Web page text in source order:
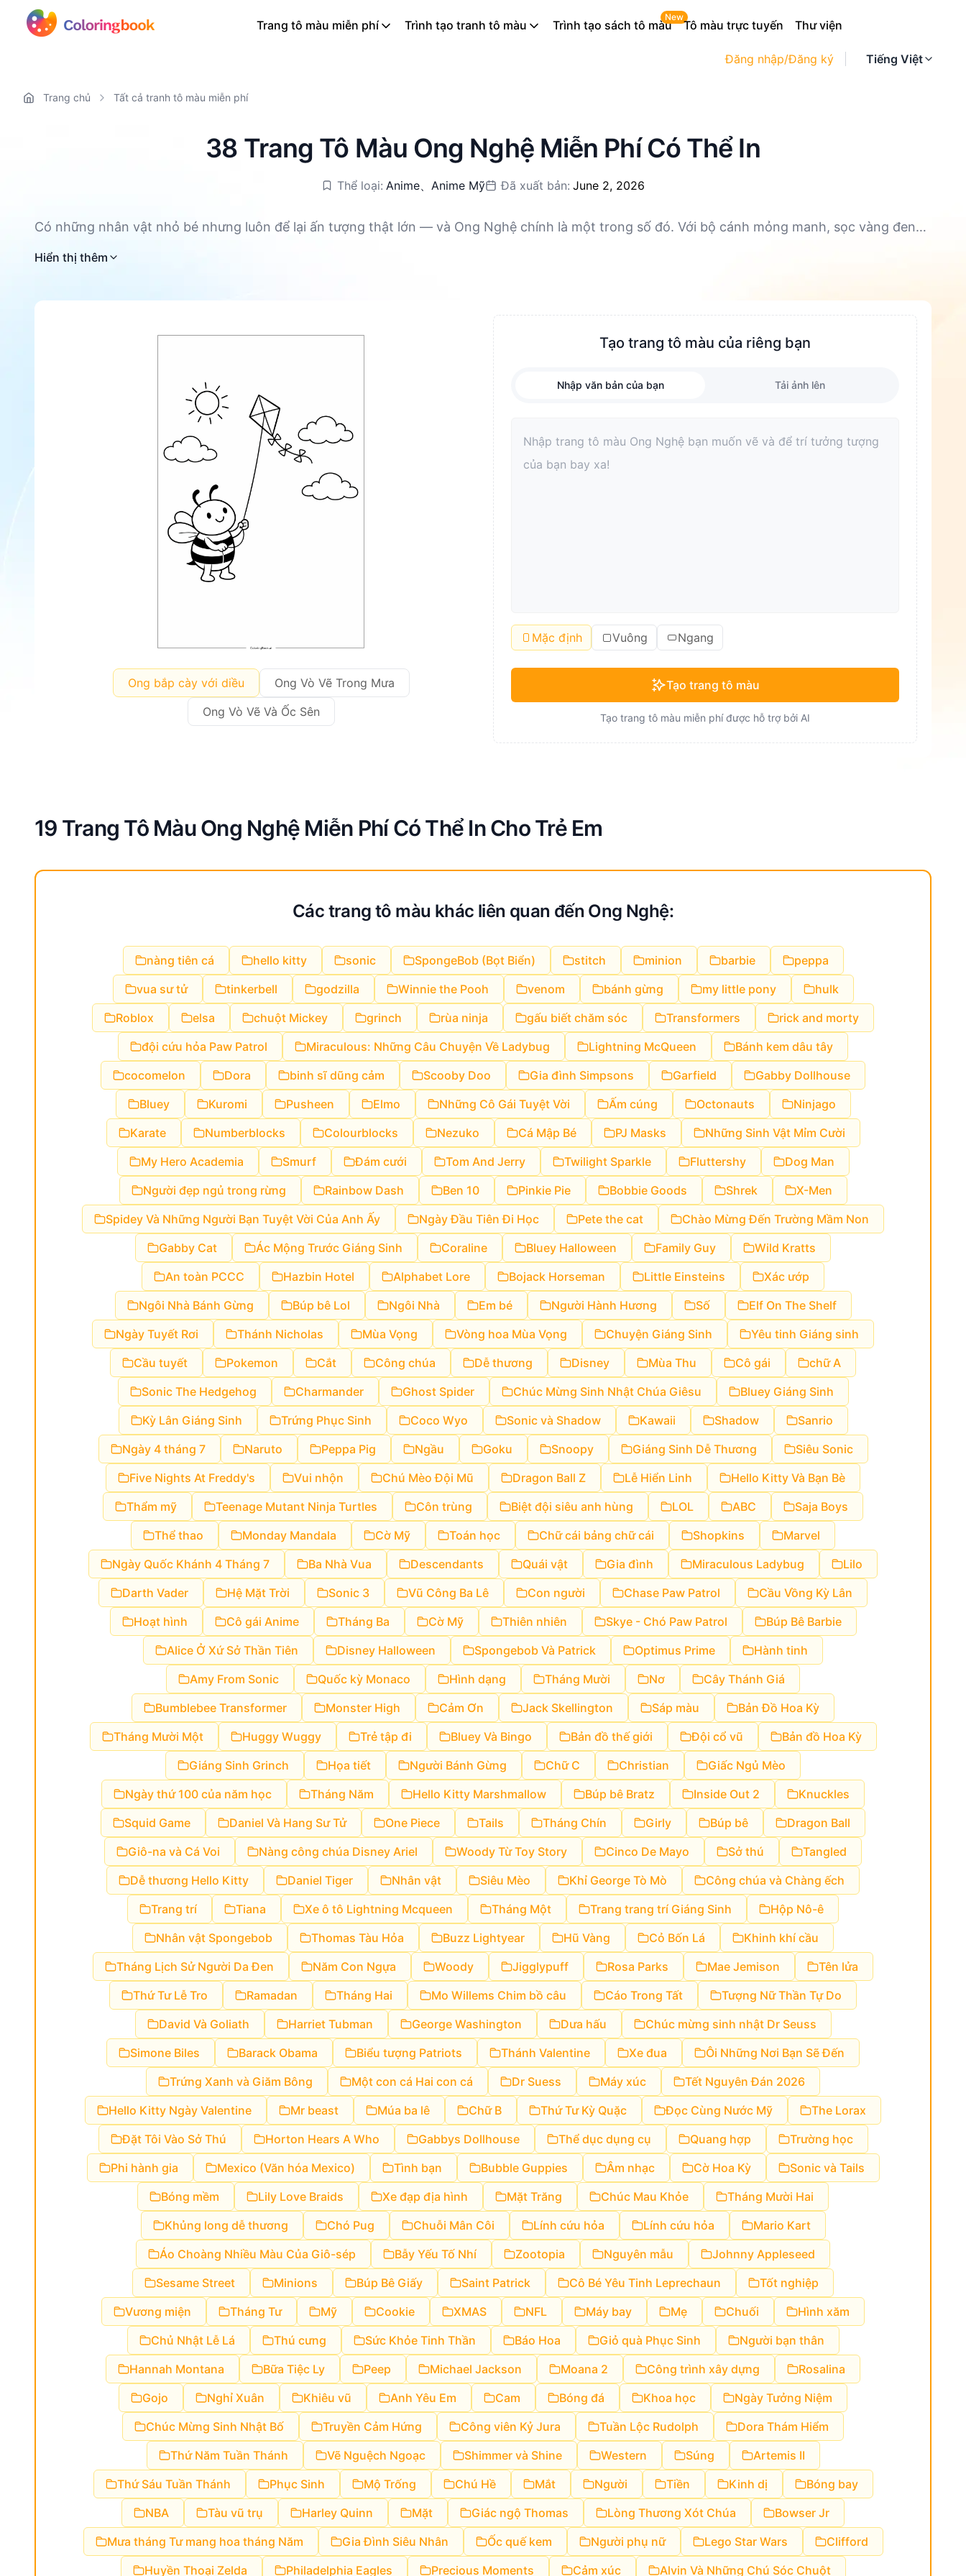
Đăng nhập/Đăng ký Tiếng Việt
Trang tô màu miễn phí Trình tạo tranh tô màu Trình tạo sách tô màu
New
Tô màu trực tuyến Thư viện
Trang chủ Tất cả tranh tô màu miễn phí
38 Trang Tô Màu Ong Nghệ Miễn Phí Có Thể In
Thể loại: Anime、 Anime Mỹ Đã xuất bản: June 2, 2026
Có những nhân vật nhỏ bé nhưng luôn để lại ấn tượng thật lớn — và Ong Nghệ chính là một trong số đó. Với bộ cánh mỏng manh, sọc vàng đen
Nghệ miễn phí có thể in của chúng tôi được thiết kế dành riêng cho trẻ em và cả gia đình cùng khám phá. Tất cả đều có sẵn dưới định dạng PNG
bộ tranh này hứa hẹn mang đến hàng giờ vui vẻ và sáng tạo cho cả nhà.
Hiển thị thêm
Ong bắp cày với diều
Ong Vò Vẽ Trong Mưa
Ong Vò Vẽ Và Ốc Sên
Tạo trang tô màu của riêng bạn
Nhập văn bản của bạn Tải ảnh lên
Mặc định Vuông Ngang
Tạo trang tô màu
Tạo trang tô màu miễn phí được hỗ trợ bởi AI
19 Trang Tô Màu Ong Nghệ Miễn Phí Có Thể In Cho Trẻ Em
Các trang tô màu khác liên quan đến Ong Nghệ:
nàng tiên cá hello kitty sonic SpongeBob (Bọt Biển) stitch minion barbie
peppa
vua sư tử
tinkerbell godzilla Winnie the Pooh venom bánh gừng my little pony
hulk
Roblox
elsa chuột Mickey grinch rùa ninja gấu biết chăm sóc Transformers
rick and morty
đội cứu hỏa Paw Patrol
Miraculous: Những Câu Chuyện Về Ladybug Lightning McQueen
Bánh kem dâu tây
cocomelon
Dora binh sĩ dũng cảm Scooby Doo Gia đình Simpsons Garfield
Gabby Dollhouse
Bluey
Kuromi Pusheen Elmo Những Cô Gái Tuyệt Vời Ấm cúng Octonauts
Ninjago
Karate
Numberblocks Colourblocks Nezuko Cá Mập Bé PJ Masks
Những Sinh Vật Mỉm Cười
My Hero Academia
Smurf Đám cưới Tom And Jerry Twilight Sparkle Fluttershy
Dog Man
Người đẹp ngủ trong rừng
Rainbow Dash Ben 10 Pinkie Pie Bobbie Goods Shrek
X-Men
Spidey Và Những Người Bạn Tuyệt Vời Của Anh Ấy
Ngày Đầu Tiên Đi Học Pete the cat
Chào Mừng Đến Trường Mầm Non
Gabby Cat
Ác Mộng Trước Giáng Sinh Coraline Bluey Halloween Family Guy
Wild Kratts
An toàn PCCC
Hazbin Hotel Alphabet Lore Bojack Horseman Little Einsteins
Xác ướp
Ngôi Nhà Bánh Gừng
Búp bê Lol Ngôi Nhà Em bé Người Hành Hương Số
Elf On The Shelf
Ngày Tuyết Rơi
Thánh Nicholas Mùa Vọng Vòng hoa Mùa Vọng Chuyện Giáng Sinh
Yêu tinh Giáng sinh
Cầu tuyết
Pokemon Cắt Công chúa Dễ thương Disney Mùa Thu Cô gái
chữ A
Sonic The Hedgehog
Charmander Ghost Spider Chúc Mừng Sinh Nhật Chúa Giêsu
Bluey Giáng Sinh
Kỳ Lân Giáng Sinh
Trứng Phục Sinh Coco Wyo Sonic và Shadow Kawaii Shadow
Sanrio
Ngày 4 tháng 7
Naruto Peppa Pig Ngầu Goku Snoopy Giáng Sinh Dễ Thương
Siêu Sonic
Five Nights At Freddy's
Vui nhộn Chú Mèo Đội Mũ Dragon Ball Z Lễ Hiển Linh
Hello Kitty Và Bạn Bè
Thẩm mỹ
Teenage Mutant Ninja Turtles Côn trùng Biệt đội siêu anh hùng LOL ABC
Saja Boys
Thể thao
Monday Mandala Cờ Mỹ Toán học Chữ cái bảng chữ cái Shopkins
Marvel
Ngày Quốc Khánh 4 Tháng 7
Ba Nhà Vua Descendants Quái vật Gia đình Miraculous Ladybug
Lilo
Darth Vader
Hệ Mặt Trời Sonic 3 Vũ Công Ba Lê Con người Chase Paw Patrol
Cầu Vồng Kỳ Lân
Hoạt hình
Cô gái Anime Tháng Ba Cờ Mỹ Thiên nhiên Skye - Chó Paw Patrol
Búp Bê Barbie
Alice Ở Xứ Sở Thần Tiên
Disney Halloween Spongebob Và Patrick Optimus Prime
Hành tinh
Amy From Sonic
Quốc kỳ Monaco Hình dạng Tháng Mười Nơ
Cây Thánh Giá
Bumblebee Transformer
Monster High Cảm Ơn Jack Skellington Sáp màu
Bản Đồ Hoa Kỳ
Tháng Mười Một
Huggy Wuggy Trẻ tập đi Bluey Và Bingo Bản đồ thế giới Đội cổ vũ
Bản đồ Hoa Kỳ
Giáng Sinh Grinch
Họa tiết Người Bánh Gừng Chữ C Christian
Giấc Ngủ Mèo
Ngày thứ 100 của năm học
Tháng Năm Hello Kitty Marshmallow Búp bê Bratz Inside Out 2
Knuckles
Squid Game
Daniel Và Hang Sư Tử One Piece Tails Tháng Chín Girly Búp bê
Dragon Ball
Giô-na và Cá Voi
Nàng công chúa Disney Ariel Woody Từ Toy Story Cinco De Mayo Sở thú
Tangled
Dễ thương Hello Kitty
Daniel Tiger Nhân vật Siêu Mèo Khỉ George Tò Mò
Công chúa và Chàng ếch
Trang trí
Tiana Xe ô tô Lightning Mcqueen Tháng Một Trang trang trí Giáng Sinh
Hộp Nô-ê
Nhân vật Spongebob
Thomas Tàu Hỏa Buzz Lightyear Hũ Vàng Cỏ Bốn Lá
Khinh khí cầu
Tháng Lịch Sử Người Da Đen
Năm Con Ngựa Woody Jigglypuff Rosa Parks Mae Jemison
Tên lửa
Thứ Tư Lễ Tro
Ramadan Tháng Hai Mo Willems Chim bồ câu Cáo Trong Tất
Tượng Nữ Thần Tự Do
David Và Goliath
Harriet Tubman George Washington Dưa hấu
Chúc mừng sinh nhật Dr Seuss
Simone Biles
Barack Obama Biểu tượng Patriots Thánh Valentine Xe đua
Ôi Những Nơi Bạn Sẽ Đến
Trứng Xanh và Giăm Bông
Một con cá Hai con cá Dr Suess Máy xúc
Tết Nguyên Đán 2026
Hello Kitty Ngày Valentine
Mr beast Múa ba lê Chữ B Thứ Tư Kỳ Quặc Đọc Cùng Nước Mỹ
The Lorax
Đặt Tôi Vào Sở Thú
Horton Hears A Who Gabbys Dollhouse Thể dục dụng cụ Quang hợp
Trường học
Phi hành gia
Mexico (Văn hóa Mexico) Tình bạn Bubble Guppies Âm nhạc Cờ Hoa Kỳ
Sonic và Tails
Bóng mềm
Lily Love Braids Xe đạp địa hình Mặt Trăng Chúc Mau Khỏe
Tháng Mười Hai
Khủng long dễ thương
Chó Pug Chuỗi Mân Côi Lính cứu hỏa Lính cứu hỏa
Mario Kart
Áo Choàng Nhiều Màu Của Giô-sép
Bẫy Yếu Tố Nhí Zootopia Nguyên mẫu
Johnny Appleseed
Sesame Street
Minions Búp Bê Giấy Saint Patrick Cô Bé Yêu Tinh Leprechaun
Tốt nghiệp
Vương miện
Tháng Tư Mỹ Cookie XMAS NFL Máy bay Mẹ Chuối
Hình xăm
Chủ Nhật Lễ Lá
Thú cưng Sức Khỏe Tinh Thần Báo Hoa Giỏ quà Phục Sinh
Người bạn thân
Hannah Montana
Bữa Tiệc Ly Peep Michael Jackson Moana 2 Công trình xây dựng
Rosalina
Gojo
Nghỉ Xuân Khiêu vũ Anh Yêu Em Cam Bóng đá Khoa học
Ngày Tưởng Niệm
Chúc Mừng Sinh Nhật Bố
Truyền Cảm Hứng Công viên Kỷ Jura Tuần Lộc Rudolph
Dora Thám Hiểm
Thứ Năm Tuần Thánh
Vẽ Nguệch Ngoạc Shimmer và Shine Western Súng
Artemis II
Thứ Sáu Tuần Thánh
Phục Sinh Mộ Trống Chú Hề Mắt Người Tiền Kinh dị
Bóng bay
NBA
Tàu vũ trụ Harley Quinn Mặt Giác ngộ Thomas Lòng Thương Xót Chúa
Bowser Jr
Mưa tháng Tư mang hoa tháng Năm
Gia Đình Siêu Nhân Ốc quế kem Người phụ nữ Lego Star Wars
Clifford
Huyền Thoại Zelda
Philadelphia Eagles Precious Moments Cảm xúc Alvin Và Những Chú Sóc Chuột